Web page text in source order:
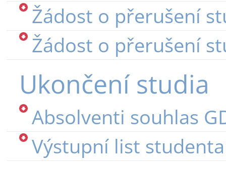
Žádost o přerušení
Žádost o přerušení
Ukončení studia
Absolventi souhlas
Výstupní list studenta